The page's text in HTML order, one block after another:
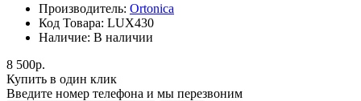
Производитель: Ortonica
Код Товара: LUX430
Наличие: В наличии
8 500р.
Купить в один клик
Введите номер телефона и мы перезвоним